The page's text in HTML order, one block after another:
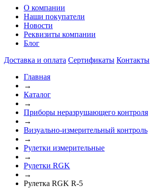
О компании
Наши покупатели
Новости
Реквизиты компании
Блог
Доставка и оплата Сертификаты Контакты
Главная
→
Каталог
→
Приборы неразрушающего контроля
→
Визуально-измерительный контроль
→
Рулетки измерительные
→
Рулетки RGK
→
Рулетка RGK R-5